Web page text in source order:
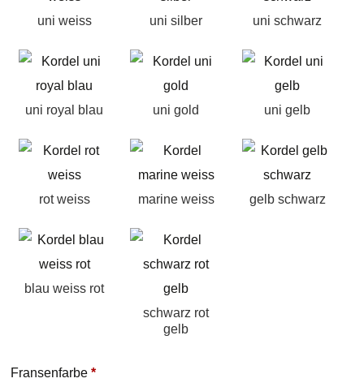
uni weiss uni silber uni schwarz
uni royal blau uni gold uni gelb
rot weiss marine weiss gelb schwarz
blau weiss rot
schwarz rot
gelb
Fransenfarbe *